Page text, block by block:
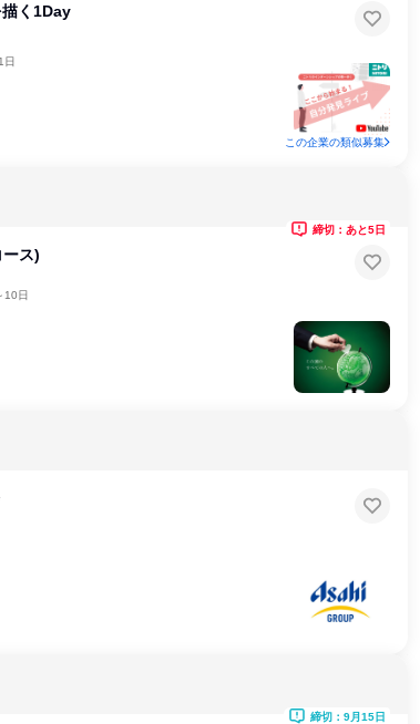
く1Day
1日
この企業の類似募集
ス)
10日
締切：あと5日
締切：9月15日